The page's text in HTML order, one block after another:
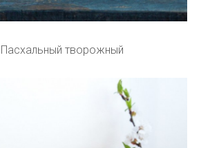
Пасхальный творожный